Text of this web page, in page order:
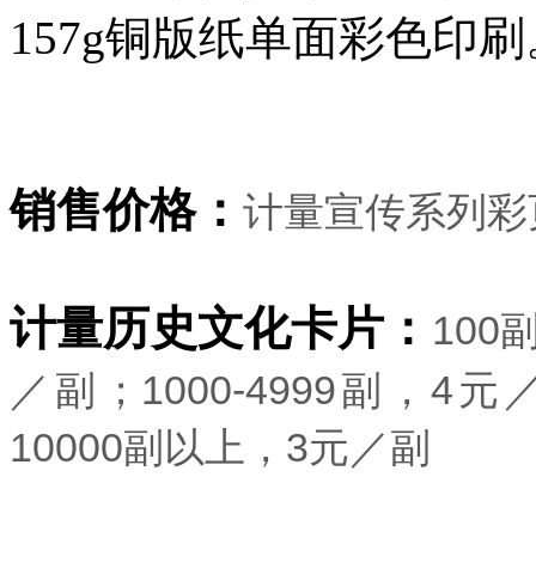
157g铜版纸单面彩色印
销售价格： 计量宣传系列
计量历史文化卡片： 100
／副；1000-4999副，4元
10000副以上，3元／副